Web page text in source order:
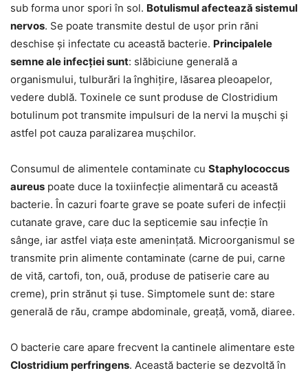
sub forma unor spori în sol. Botulismul afectează sistemul
nervos. Se poate transmite destul de ușor prin răni
deschise și infectate cu această bacterie. Principalele
semne ale infecției sunt: slăbiciune generală a
organismului, tulburări la înghițire, lăsarea pleoapelor,
vedere dublă. Toxinele ce sunt produse de Clostridium
botulinum pot transmite impulsuri de la nervi la mușchi și
astfel pot cauza paralizarea mușchilor.
Consumul de alimentele contaminate cu Staphylococcus
aureus poate duce la toxiinfecție alimentară cu această
bacterie. În cazuri foarte grave se poate suferi de infecții
cutanate grave, care duc la septicemie sau infecție în
sânge, iar astfel viața este amenințată. Microorganismul se
transmite prin alimente contaminate (carne de pui, carne
de vită, cartofi, ton, ouă, produse de patiserie care au
creme), prin strănut și tuse. Simptomele sunt de: stare
generală de rău, crampe abdominale, greață, vomă, diaree.
O bacterie care apare frecvent la cantinele alimentare este
Clostridium perfringens. Această bacterie se dezvoltă în